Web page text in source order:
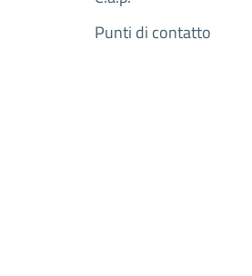
Punti di contatto